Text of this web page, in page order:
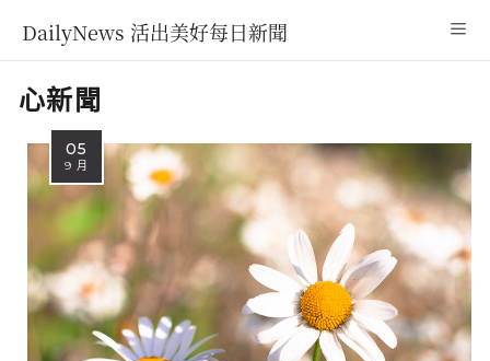
DailyNews 活出美好每日新聞
心新聞
05
9 月